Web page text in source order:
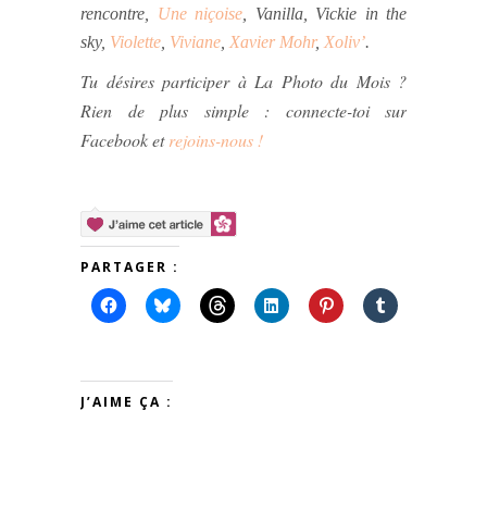
rencontre, Une niçoise , Vanilla, Vickie in the
sky, Violette Viviane Xavier Mohr, Xoliv’.
Tu désires participer à La Photo du Mois ?
Rien de plus simple : connecte-toi sur
Facebook etrejoins-nous !
PARTAGER :
J’AIME ÇA :